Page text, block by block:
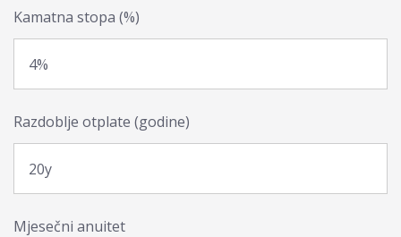
Kamatna stopa (%)
Razdoblje otplate (godine)
Mjesečni anuitet